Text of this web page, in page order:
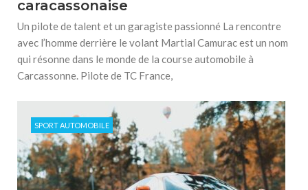
caracassonaise
Un pilote de talent et un garagiste passionné La rencontre
avec l’homme derrière le volant Martial Camurac est un nom
qui résonne dans le monde de la course automobile à
Carcassonne. Pilote de TC France,
SPORT AUTOMOBILE